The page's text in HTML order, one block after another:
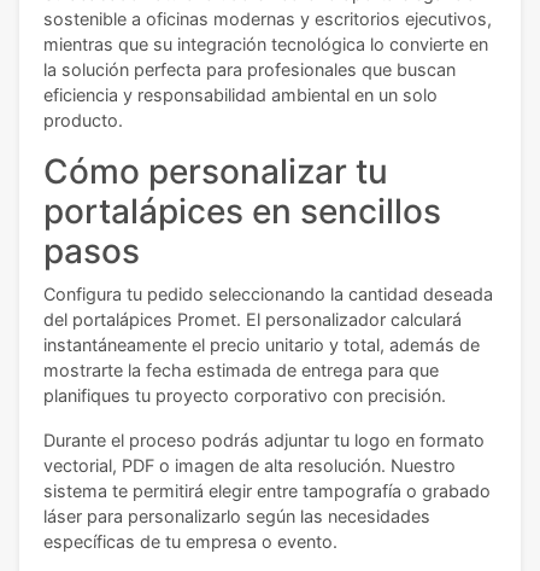
sostenible a oficinas modernas y escritorios ejecutivos,
mientras que su integración tecnológica lo convierte en
la solución perfecta para profesionales que buscan
eficiencia y responsabilidad ambiental en un solo
producto.
Cómo personalizar tu
portalápices en sencillos
pasos
Configura tu pedido seleccionando la cantidad deseada
del portalápices Promet. El personalizador calculará
instantáneamente el precio unitario y total, además de
mostrarte la fecha estimada de entrega para que
planifiques tu proyecto corporativo con precisión.
Durante el proceso podrás adjuntar tu logo en formato
vectorial, PDF o imagen de alta resolución. Nuestro
sistema te permitirá elegir entre tampografía o grabado
láser para personalizarlo según las necesidades
específicas de tu empresa o evento.